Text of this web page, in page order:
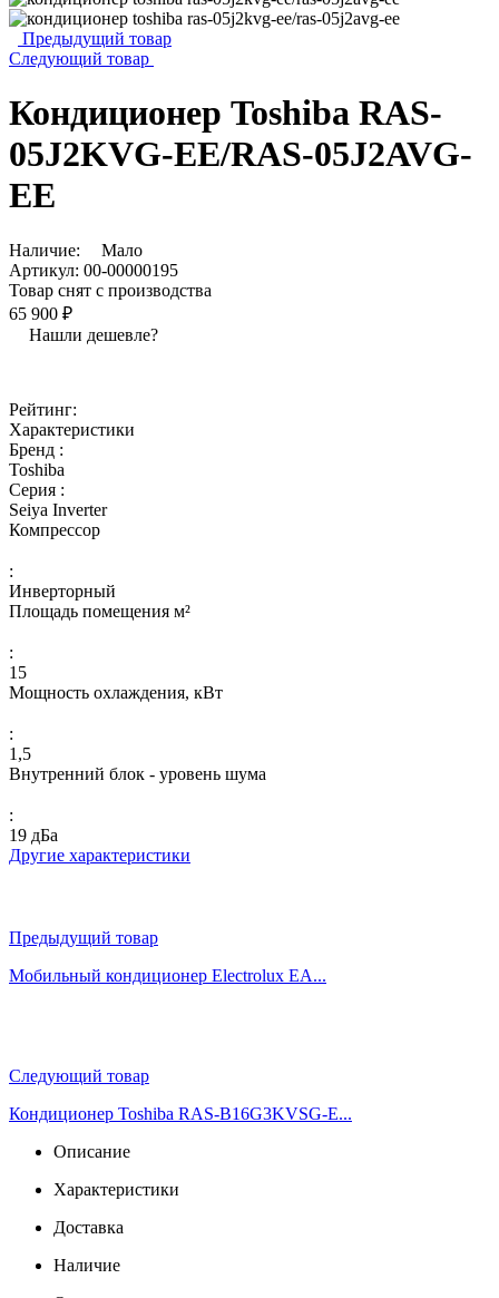
Предыдущий товар
Следующий товар
Кондиционер Toshiba RAS-
05J2KVG-EE/RAS-05J2AVG-
EE
Наличие:
Мало
Артикул: 00-00000195
Товар снят с производства
65 900 ₽
Нашли дешевле?
Рейтинг:
Характеристики
Бренд :
Toshiba
Серия :
Seiya Inverter
Компрессор
:
Инверторный
Площадь помещения м²
:
15
Мощность охлаждения, кВт
:
1,5
Внутренний блок - уровень шума
:
19 дБа
Другие характеристики
Предыдущий товар
Мобильный кондиционер Electrolux EA...
Следующий товар
Кондиционер Toshiba RAS-B16G3KVSG-E...
Описание
Характеристики
Доставка
Наличие